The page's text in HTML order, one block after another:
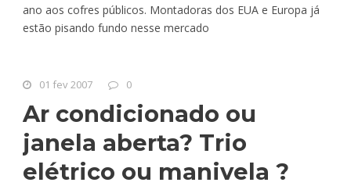
ano aos cofres públicos. Montadoras dos EUA e Europa já
estão pisando fundo nesse mercado
01 fev 2007 0
Ar condicionado ou
janela aberta? Trio
elétrico ou manivela ?